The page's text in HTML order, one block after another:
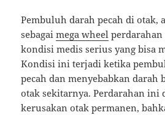
Pembuluh darah pecah di otak,
sebagaimega wheel perdarahan
kondisi medis serius yang bisa
Kondisi ini terjadi ketika
pecah dan menyebabkan darah
otak sekitarnya. Perdarahan ini
kerusakan otak permanen,